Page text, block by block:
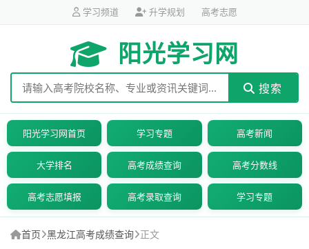
学习频道 升学规划 高考志愿
阳光学习网
搜索
阳光学习网首页 学习专题 高考新闻
大学排名 高考成绩查询 高考分数线
高考志愿填报 高考录取查询 学习专题
首页 黑龙江高考成绩查询 正文